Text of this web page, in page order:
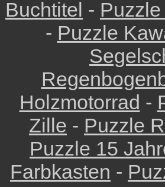
Buchtitel -
- Puzzle
Holzmotorrad -
Zille - Puzzle
Puzzle 15
Farbkasten -